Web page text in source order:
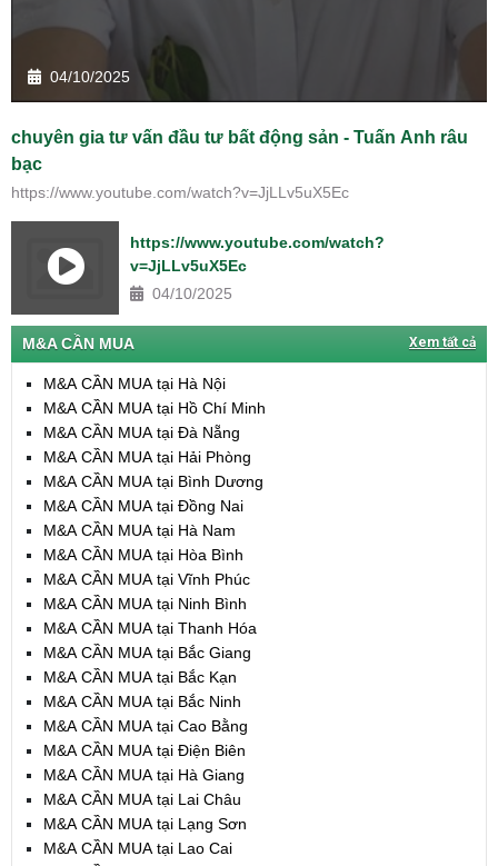
04/10/2025
chuyên gia tư vấn đầu tư bất động sản - Tuấn Anh râu
bạc
https://www.youtube.com/watch?v=JjLLv5uX5Ec
https://www.youtube.com/watch?
v=JjLLv5uX5Ec
04/10/2025
M&A CẦN MUA Xem tất cả
M&A CẦN MUA tại Hà Nội
M&A CẦN MUA tại Hồ Chí Minh
M&A CẦN MUA tại Đà Nẵng
M&A CẦN MUA tại Hải Phòng
M&A CẦN MUA tại Bình Dương
M&A CẦN MUA tại Đồng Nai
M&A CẦN MUA tại Hà Nam
M&A CẦN MUA tại Hòa Bình
M&A CẦN MUA tại Vĩnh Phúc
M&A CẦN MUA tại Ninh Bình
M&A CẦN MUA tại Thanh Hóa
M&A CẦN MUA tại Bắc Giang
M&A CẦN MUA tại Bắc Kạn
M&A CẦN MUA tại Bắc Ninh
M&A CẦN MUA tại Cao Bằng
M&A CẦN MUA tại Điện Biên
M&A CẦN MUA tại Hà Giang
M&A CẦN MUA tại Lai Châu
M&A CẦN MUA tại Lạng Sơn
M&A CẦN MUA tại Lao Cai